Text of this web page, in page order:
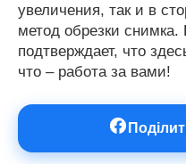
увеличения, так и в
метод обрезки
подтверждает, что
что – работа за вами!